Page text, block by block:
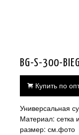
BG-S-300-
Купить по
Универсальная
Материал: сетка
размер: см.фото